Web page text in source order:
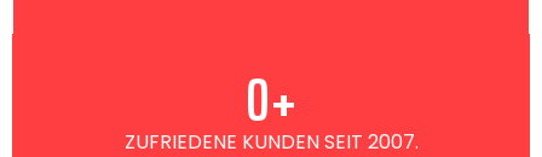
ZUFRIEDENE KUNDEN SEIT 2007.
0+